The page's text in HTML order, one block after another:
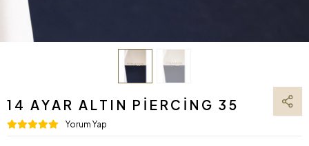
14 AYAR ALTIN PIERCING 35
Yorum Yap